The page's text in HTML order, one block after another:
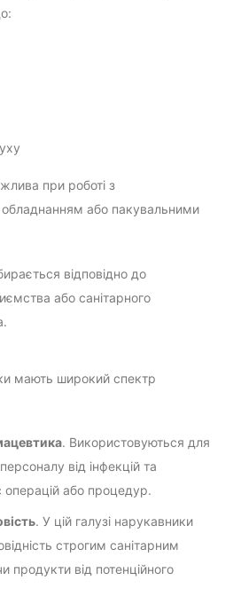
при роботі з
або пакувальними
відповідно до
або санітарного
мають широкий спектр
. Використовуються для
від інфекцій та
операцій або процедур.
. У цій галузі нарукавники
строгим санітарним
від потенційного